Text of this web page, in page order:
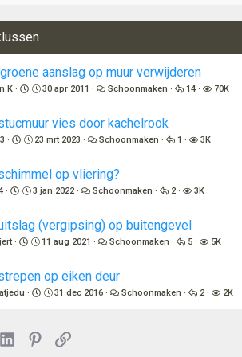
aanslag op muur verwijderen
30 apr 2011 Schoonmaken 14 70K
vies door kachelrook
23 mrt 2023 Schoonmaken 1 3K
op vliering?
3 jan 2022 Schoonmaken 2 3K
(vergipsing) op buitengevel
11 aug 2021 Schoonmaken 5 5K
op eiken deur
31 dec 2016 Schoonmaken 2 2K
LinkedInPinterest
Link